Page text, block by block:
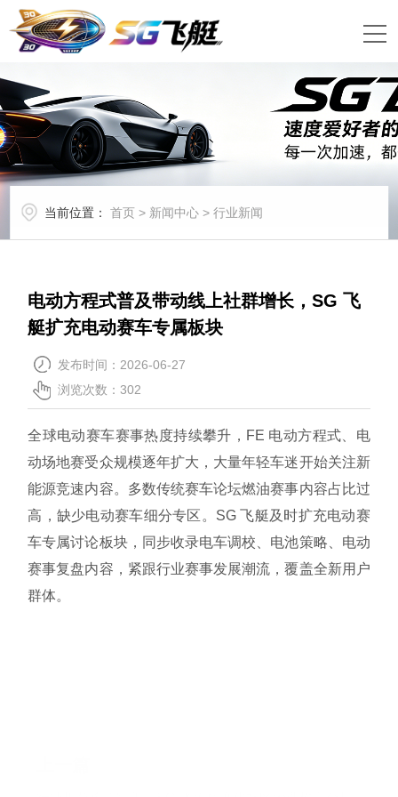
当前位置： 首页 > 新闻中心 >行业新闻
电动方程式普及带动线上社群增长，SG 飞
艇扩充电动赛车专属板块
发布时间：2026-06-27
浏览次数：302
全球电动赛车赛事热度持续攀升，FE 电动方程式、电
动场地赛受众规模逐年扩大，大量年轻车迷开始关注新
能源竞速内容。多数传统赛车论坛燃油赛事内容占比过
高，缺少电动赛车细分专区。SG 飞艇及时扩充电动赛
车专属讨论板块，同步收录电车调校、电池策略、电动
赛事复盘内容，紧跟行业赛事发展潮流，覆盖全新用户
群体。